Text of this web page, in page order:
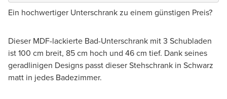
Ein hochwertiger Unterschrank zu einem günstigen Preis?
Dieser MDF-lackierte Bad-Unterschrank mit 3 Schubladen
ist 100 cm breit, 85 cm hoch und 46 cm tief. Dank seines
geradlinigen Designs passt dieser Stehschrank in Schwarz
matt in jedes Badezimmer.